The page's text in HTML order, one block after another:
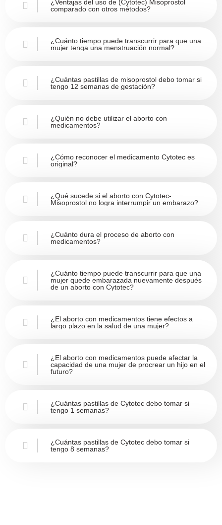
¿Ventajas del uso de (Cytotec) Misoprostol
comparado con otros métodos?
¿Cuánto tiempo puede transcurrir para que una
mujer tenga una menstruación normal?
¿Cuántas pastillas de misoprostol debo tomar si
tengo 12 semanas de gestación?
¿Quién no debe utilizar el aborto con
medicamentos?
¿Cómo reconocer el medicamento Cytotec es
original?
¿Qué sucede si el aborto con Cytotec-
Misoprostol no logra interrumpir un embarazo?
¿Cuánto dura el proceso de aborto con
medicamentos?
¿Cuánto tiempo puede transcurrir para que una
mujer quede embarazada nuevamente después
de un aborto con Cytotec?
¿El aborto con medicamentos tiene efectos a
largo plazo en la salud de una mujer?
¿El aborto con medicamentos puede afectar la
capacidad de una mujer de procrear un hijo en el
futuro?
¿Cuántas pastillas de Cytotec debo tomar si
tengo 1 semanas?
¿Cuántas pastillas de Cytotec debo tomar si
tengo 8 semanas?